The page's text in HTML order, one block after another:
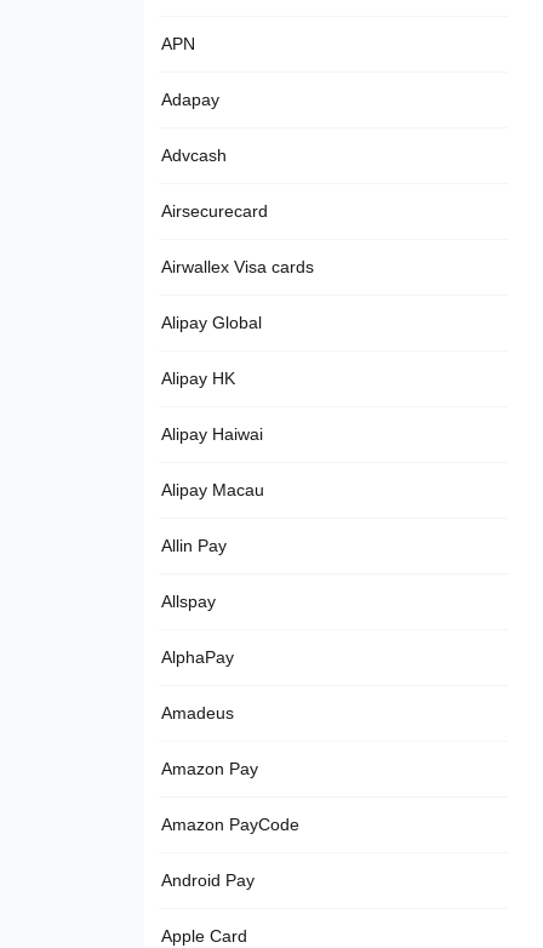
APN
Adapay
Advcash
Airsecurecard
Airwallex Visa cards
Alipay Global
Alipay HK
Alipay Haiwai
Alipay Macau
Allin Pay
Allspay
AlphaPay
Amadeus
Amazon Pay
Amazon PayCode
Android Pay
Apple Card